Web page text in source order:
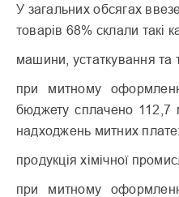
У загальних обсягах
товарів 68% склали такі
машини, устаткування
при митному
бюджету сплачено
надходжень митних
продукція хімічної
при митному